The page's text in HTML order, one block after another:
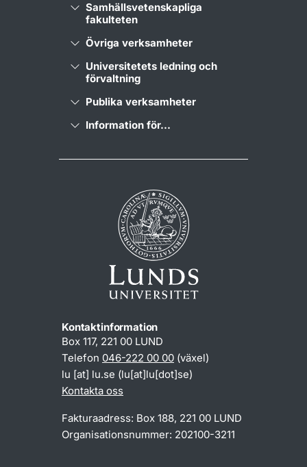
Samhällsvetenskapliga
fakulteten
Övriga verksamheter
Universitetets ledning och
förvaltning
Publika verksamheter
Information för...
Kontaktinformation
Box 117, 221 00 LUND
Telefon 046-222 00 00 (växel)
lu [at] lu.se (lu[at]lu[dot]se)
Kontakta oss
Fakturaadress: Box 188, 221 00 LUND
Organisationsnummer: 202100-3211